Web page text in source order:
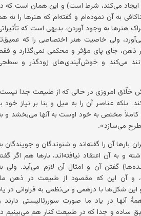
ایجاد می‌کند، شرط است) و این همان است که
به آن نموده‌ام و گفته‌ام که هنرها را به
هنرها به وجود آوردن، بدیهی است که
ولی خاصیت هنر اختصاصی را که
جای پای مؤثر و محکمی نمی‌گذارد و
می‌کند و خوش‌آیندی‌های زودگذر و
خلّاق امروزی در حالی که از طبیعت جدا
بلکه عناصر آن را به میل و بنا بر نیاز خود
مختص به خود اوست به آنها می‌بخشد و
می‌سازد».
بارها آن را گفته‌اند و شنوندگان و جویندگان
و به آن اعتقاد نیافته‌اند، بارها هم اگر
گفتن آن و امثال آن لازم می‌آید. ولی
و آن این که مقصود از طبیعت در ذهن
شکل‌ها با درهمی و بی‌نظمی به فراوانی در
آنها در یاد ما صورت سوررئالیستی دارند
ساده و جدا که در طبیعت کنار هم می‌بینیم